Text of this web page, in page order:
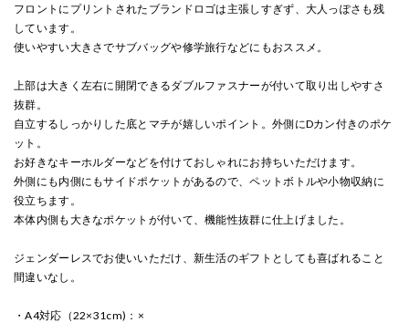
フロントにプリントされたブランドロゴは主張しすぎず、大人っぽさも残
しています。
使いやすい大きさでサブバッグや修学旅行などにもおススメ。
上部は大きく左右に開閉できるダブルファスナーが付いて取り出しやすさ
抜群。
自立するしっかりした底とマチが嬉しいポイント。外側にDカン付きのポケ
ット。
お好きなキーホルダーなどを付けておしゃれにお持ちいただけます。
外側にも内側にもサイドポケットがあるので、ペットボトルや小物収納に
役立ちます。
本体内側も大きなポケットが付いて、機能性抜群に仕上げました。
ジェンダーレスでお使いいただけ、新生活のギフトとしても喜ばれること
間違いなし。
・A4対応（22×31cm)：×